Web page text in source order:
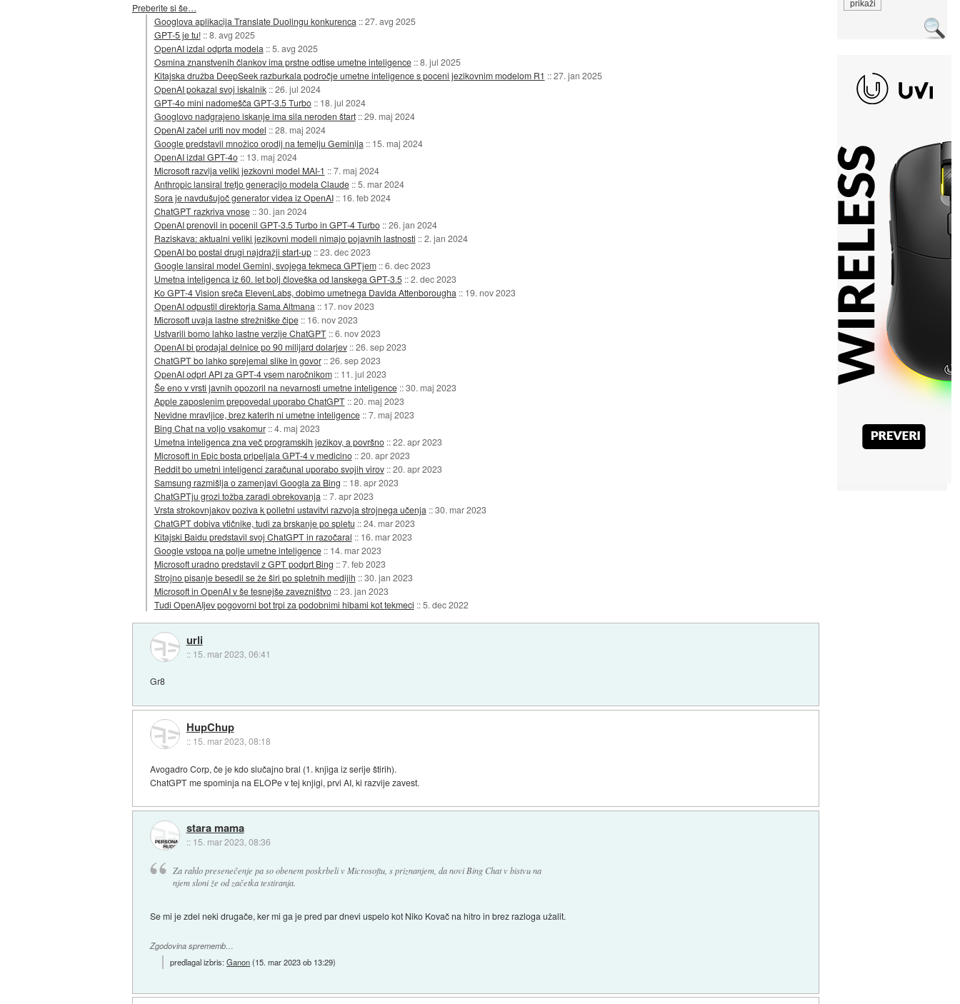
Preberite si še…
Googlova aplikacija Translate Duolingu konkurenca ::27. avg 2025
GPT-5 je tu! ::8. avg 2025
OpenAI izdal odprta modela ::5. avg 2025
Osmina znanstvenih člankov ima prstne odtise umetne inteligence ::8. jul 2025
Kitajska družba DeepSeek razburkala področje umetne inteligence s poceni jezikovnim modelom R1 ::27. jan 2025
OpenAI pokazal svoj iskalnik ::26. jul 2024
GPT-4o mini nadomešča GPT-3.5 Turbo :: 18. jul 2024
Googlovo nadgrajeno iskanje ima sila neroden štart ::29. maj 2024
OpenAI začel uriti nov model ::28. maj 2024
Google predstavil množico orodij na temelju Geminija :: 15. maj 2024
OpenAI izdal GPT-4o :: 13. maj 2024
Microsoft razvija veliki jezkovni model MAI-1 ::7. maj 2024
Anthropic lansiral tretjo generacijo modela Claude ::5. mar 2024
Sora je navdušujoč generator videa iz OpenAI :: 16. feb 2024
ChatGPT razkriva vnose ::30. jan 2024
OpenAI prenovil in pocenil GPT-3.5 Turbo in GPT-4 Turbo ::26. jan 2024
Raziskava: aktualni veliki jezikovni modeli nimajo pojavnih lastnosti ::2. jan 2024
OpenAI bo postal drugi najdražji start-up ::23. dec 2023
Google lansiral model Gemini, svojega tekmeca GPTjem ::6. dec 2023
Umetna inteligenca iz 60. let bolj človeška od lanskega GPT-3.5 ::2. dec 2023
Ko GPT-4 Vision sreča ElevenLabs, dobimo umetnega Davida Attenborougha :: 19. nov 2023
OpenAI odpustil direktorja Sama Altmana :: 17. nov 2023
Microsoft uvaja lastne strežniške čipe :: 16. nov 2023
Ustvarili bomo lahko lastne verzije ChatGPT ::6. nov 2023
OpenAI bi prodajal delnice po 90 milijard dolarjev ::26. sep 2023
ChatGPT bo lahko sprejemal slike in govor ::26. sep 2023
OpenAI odprl API za GPT-4 vsem naročnikom :: 11. jul 2023
Še eno v vrsti javnih opozoril na nevarnosti umetne inteligence ::30. maj 2023
Apple zaposlenim prepovedal uporabo ChatGPT ::20. maj 2023
Nevidne mravljice, brez katerih ni umetne inteligence ::7. maj 2023
Bing Chat na voljo vsakomur ::4. maj 2023
Umetna inteligenca zna več programskih jezikov, a površno ::22. apr 2023
Microsoft in Epic bosta pripeljala GPT-4 v medicino ::20. apr 2023
Reddit bo umetni inteligenci zaračunal uporabo svojih virov ::20. apr 2023
Samsung razmišlja o zamenjavi Googla za Bing :: 18. apr 2023
ChatGPTju grozi tožba zaradi obrekovanja ::7. apr 2023
Vrsta strokovnjakov poziva k polletni ustavitvi razvoja strojnega učenja ::30. mar 2023
ChatGPT dobiva vtičnike, tudi za brskanje po spletu ::24. mar 2023
Kitajski Baidu predstavil svoj ChatGPT in razočaral :: 16. mar 2023
Google vstopa na polje umetne inteligence :: 14. mar 2023
Microsoft uradno predstavil z GPT podprt Bing ::7. feb 2023
Strojno pisanje besedil se že širi po spletnih medijih ::30. jan 2023
Microsoft in OpenAI v še tesnejše zavezništvo ::23. jan 2023
Tudi OpenAIjev pogovorni bot trpi za podobnimi hibami kot tekmeci ::5. dec 2022
urli
:: 15. mar 2023, 06:41
Gr8
HupChup
:: 15. mar 2023, 08:18
Avogadro Corp, če je kdo slučajno bral (1. knjiga iz serije štirih).
ChatGPT me spominja na ELOPe v tej knjigi, prvi AI, ki razvije zavest.
stara mama
:: 15. mar 2023, 08:36
Za rahlo presenečenje pa so obenem poskrbeli v Microsoftu, s priznanjem, da novi Bing Chat v bistvu na
njem sloni že od začetka testiranja.
Se mi je zdel neki drugače, ker mi ga je pred par dnevi uspelo kot Niko Kovač na hitro in brez razloga užalit.
Zgodovina sprememb…
predlagal izbris:Ganon(15. mar 2023 ob 13:29)